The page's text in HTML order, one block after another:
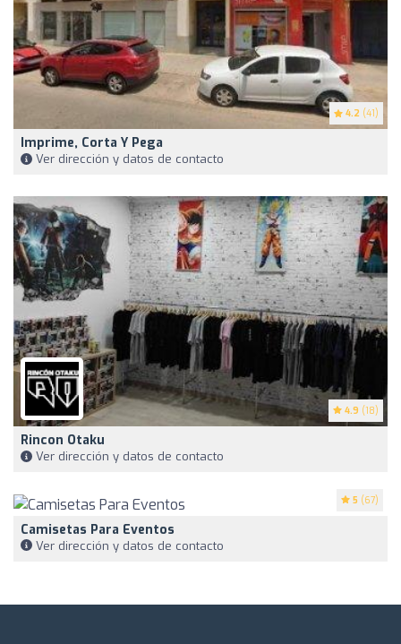
4.2 (41)
Imprime, Corta Y Pega
Ver dirección y datos de contacto
4.9 (18)
Rincon Otaku
Ver dirección y datos de contacto
5 (67)
Camisetas Para Eventos
Ver dirección y datos de contacto